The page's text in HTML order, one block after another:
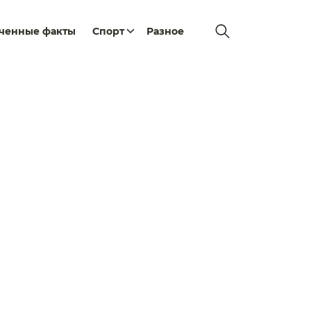
факты Спорт Разное